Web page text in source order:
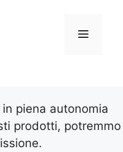
Menu
piena autonomia
prodotti, potremmo